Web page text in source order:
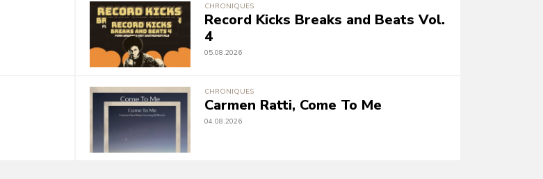
CHRONIQUES
Record Kicks Breaks and Beats Vol.
4
05.08.2026
CHRONIQUES
Carmen Ratti, Come To Me
04.08.2026